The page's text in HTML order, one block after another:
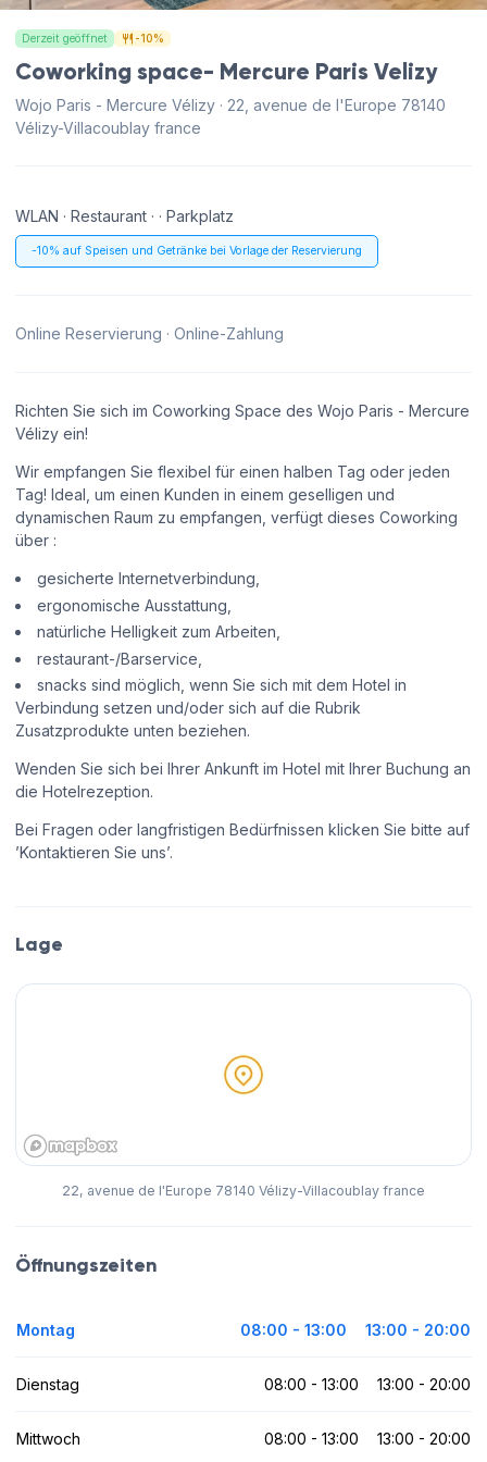
Derzeit geöffnet -10%
Coworking space- Mercure Paris Velizy
Wojo Paris - Mercure Vélizy · 22, avenue de l'Europe 78140
Vélizy-Villacoublay france
WLAN · Restaurant · · Parkplatz
-10% auf Speisen und Getränke bei Vorlage der Reservierung
Online Reservierung · Online-Zahlung
Richten Sie sich im Coworking Space des Wojo Paris - Mercure
Vélizy ein!
Wir empfangen Sie flexibel für einen halben Tag oder jeden
Tag! Ideal, um einen Kunden in einem geselligen und
dynamischen Raum zu empfangen, verfügt dieses Coworking
über :
gesicherte Internetverbindung,
ergonomische Ausstattung,
natürliche Helligkeit zum Arbeiten,
restaurant-/Barservice,
snacks sind möglich, wenn Sie sich mit dem Hotel in
Verbindung setzen und/oder sich auf die Rubrik
Zusatzprodukte unten beziehen.
Wenden Sie sich bei Ihrer Ankunft im Hotel mit Ihrer Buchung an
die Hotelrezeption.
Bei Fragen oder langfristigen Bedürfnissen klicken Sie bitte auf
’Kontaktieren Sie uns’.
Lage
22, avenue de l'Europe 78140 Vélizy-Villacoublay france
Öffnungszeiten
Montag 08:00 - 13:00 13:00 - 20:00
Dienstag 08:00 - 13:00 13:00 - 20:00
Mittwoch 08:00 - 13:00 13:00 - 20:00